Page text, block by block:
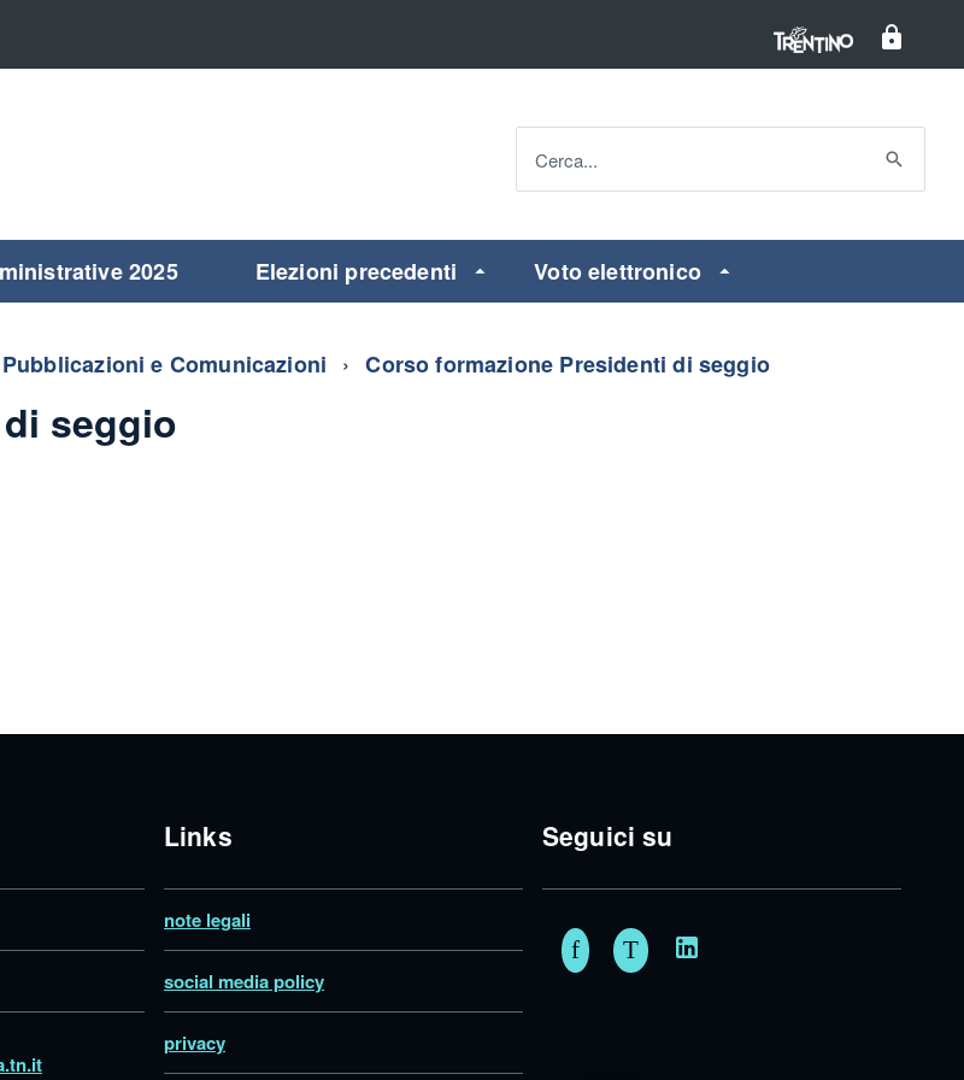
Cerca...
2025 Elezioni precedenti Voto elettronico
Pubblicazioni e Comunicazioni Corso formazione Presidenti di seggio
seggio
Links
note legali
social media policy
privacy
Seguici su
FacebookTwitter